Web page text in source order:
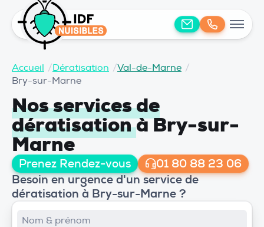
Accueil /Dératisation /Val-de-Marne /
Bry-sur-Marne
Nos services de
dératisationà Bry-sur-
Marne
Prenez Rendez-vous 01 80 88 23 06
Besoin en urgence d'un service de
dératisation à Bry-sur-Marne ?